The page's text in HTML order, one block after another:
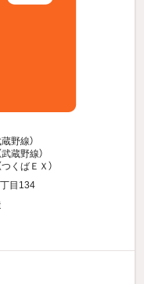
野線）
武蔵野線）
つくばＥＸ）
目134